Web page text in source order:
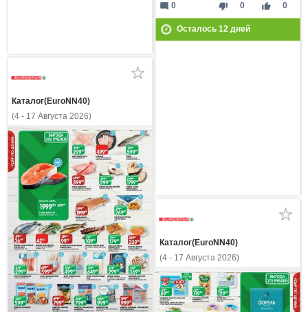
thumb_down 0 thumb_up 0
mode_comment 0
Осталось 12дней
Каталог(EuroNN40)
(4 - 17 Августа 2026)
Каталог(EuroNN40)
(4 - 17 Августа 2026)